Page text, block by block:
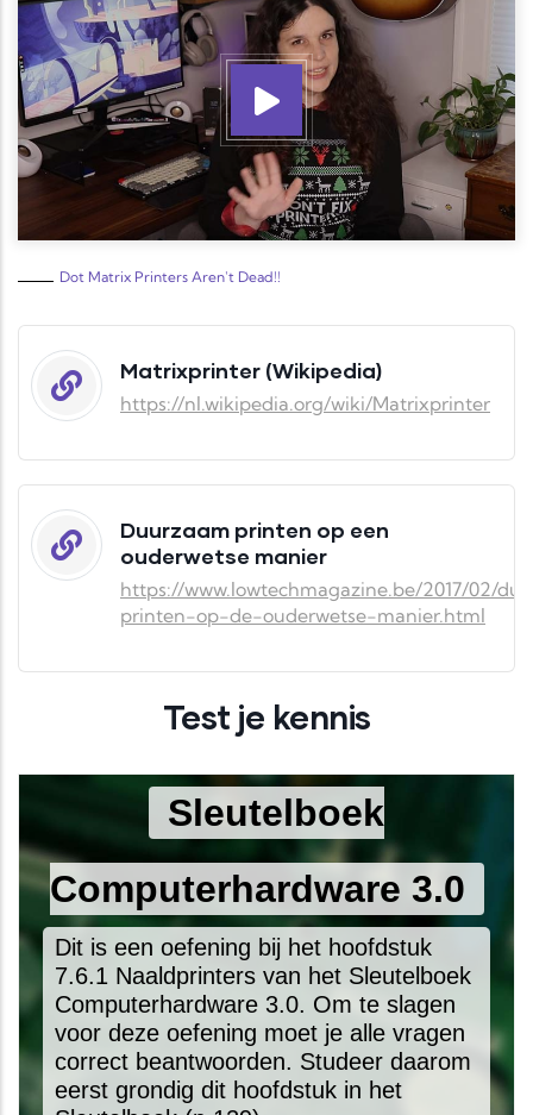
Dot Matrix Printers Aren't Dead!!
Matrixprinter (Wikipedia)
https://nl.wikipedia.org/wiki/Matrixprinter
Duurzaam printen op een
ouderwetse manier
https://www.lowtechmagazine.be/2017/02/
printen-op-de-ouderwetse-manier.html
Test je kennis